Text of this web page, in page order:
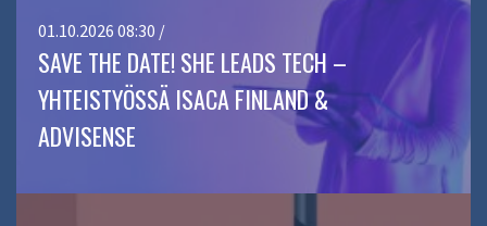
01.10.2026 08:30 /
SAVE THE DATE! SHE LEADS TECH –
YHTEISTYÖSSÄ ISACA FINLAND &
ADVISENSE